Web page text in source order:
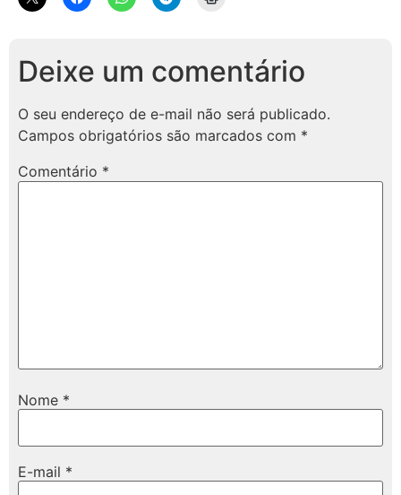
Deixe um comentário
O seu endereço de e-mail não será publicado.
Campos obrigatórios são marcados com *
Comentário *
Nome *
E-mail *